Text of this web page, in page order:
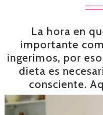
La hora en
importante
ingerimos, por
dieta es
consciente.